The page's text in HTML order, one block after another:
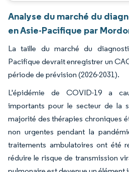
Analyse du marché du
en Asie-Pacifique par
La taille du marché du
Pacifique devrait enregistrer un
période de prévision (2026-2031).
L'épidémie de COVID-19 a
importants pour le secteur de la
majorité des thérapies chroniques
non urgentes pendant la
traitements ambulatoires ont été
réduire le risque de transmission